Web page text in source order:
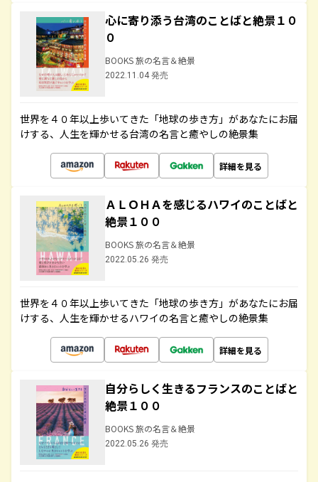
心に寄り添う台湾のことばと絶景１０
０
BOOKS 旅の名言＆絶景
2022.11.04 発売
世界を４０年以上歩いてきた「地球の歩き方」があなたにお届
けする、人生を輝かせる台湾の名言と癒やしの絶景集
詳細を見る
ＡＬＯＨＡを感じるハワイのことばと
絶景１００
BOOKS 旅の名言＆絶景
2022.05.26 発売
世界を４０年以上歩いてきた「地球の歩き方」があなたにお届
けする、人生を輝かせるハワイの名言と癒やしの絶景集
詳細を見る
自分らしく生きるフランスのことばと
絶景１００
BOOKS 旅の名言＆絶景
2022.05.26 発売